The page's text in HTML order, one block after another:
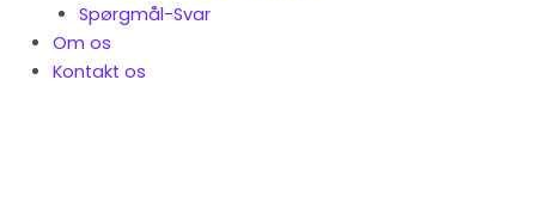
Spørgmål-Svar
Om os
Kontakt os